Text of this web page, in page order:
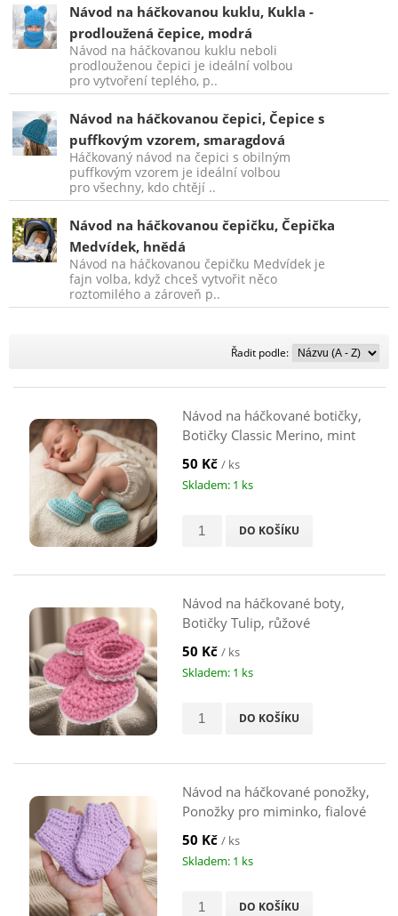
Návod na háčkovanou kuklu, Kukla -
prodloužená čepice, modrá
Návod na háčkovanou kuklu neboli
prodlouženou čepici je ideální volbou
pro vytvoření teplého, p..
Návod na háčkovanou čepici, Čepice s
puffkovým vzorem, smaragdová
Háčkovaný návod na čepici s obilným
puffkovým vzorem je ideální volbou
pro všechny, kdo chtějí ..
Návod na háčkovanou čepičku, Čepička
Medvídek, hnědá
Návod na háčkovanou čepičku Medvídek je
fajn volba, když chceš vytvořit něco
roztomilého a zároveň p..
Řadit podle:
Řadit
Návod na háčkované botičky,
Botičky Classic Merino, mint
50 Kč / ks
Skladem: 1 ks
DO KOŠÍKU
Návod na háčkované boty,
Botičky Tulip, růžové
50 Kč / ks
Skladem: 1 ks
DO KOŠÍKU
Návod na háčkované ponožky,
Ponožky pro miminko, fialové
50 Kč / ks
Skladem: 1 ks
DO KOŠÍKU